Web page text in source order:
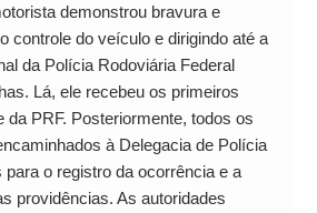
demonstrou bravura e
controle do veículo e dirigindo até a
da Polícia Rodoviária Federal
Lá, ele recebeu os primeiros
da PRF. Posteriormente, todos os
à Delegacia de Polícia
para o registro da ocorrência e a
providências. As autoridades